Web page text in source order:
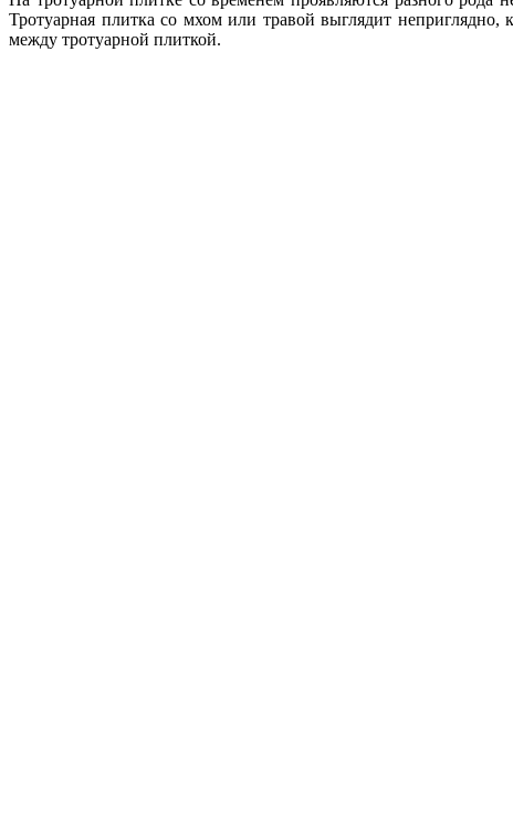
Тротуарная плитка со мхом или травой выглядит неприглядно,
между тротуарной плиткой.